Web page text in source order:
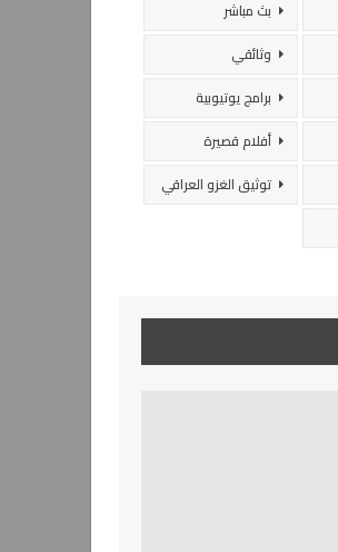
بث مباشر
وثائقي
برامج يوتيوبية
أفلام قصيرة
توثيق الغزو العراقي